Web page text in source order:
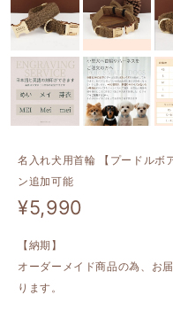
名入れ犬用首輪 【プードルボ
ン追加可能
¥5,990
【納期】
オーダーメイド商品の為、お
ります。